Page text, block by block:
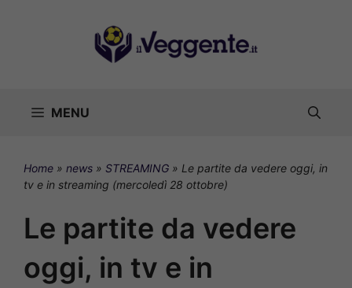
MENU
Home » news » STREAMING » Le partite da vedere oggi, in
tv e in streaming (mercoledì 28 ottobre)
Le partite da vedere
oggi, in tv e in